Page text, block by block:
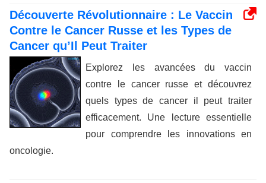
Découverte Révolutionnaire : Le Vaccin
Contre le Cancer Russe et les Types de
Cancer qu’Il Peut Traiter
Explorez les avancées du vaccin
contre le cancer russe et découvrez
quels types de cancer il peut traiter
efficacement. Une lecture essentielle
pour comprendre les innovations en
oncologie.